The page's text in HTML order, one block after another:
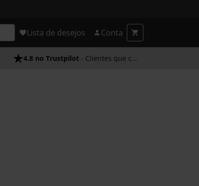
Lista de desejos Conta
4.8 no Trustpilot - Clientes que confiam em nós